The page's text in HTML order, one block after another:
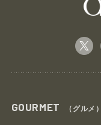
GOURMET （グルメ）